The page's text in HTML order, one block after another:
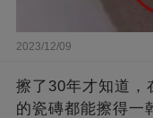
2023/12/09
擦了30年才知道，
的瓷磚都能擦得一